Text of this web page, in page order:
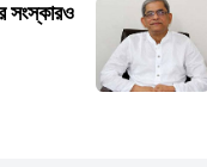
সংস্কারও